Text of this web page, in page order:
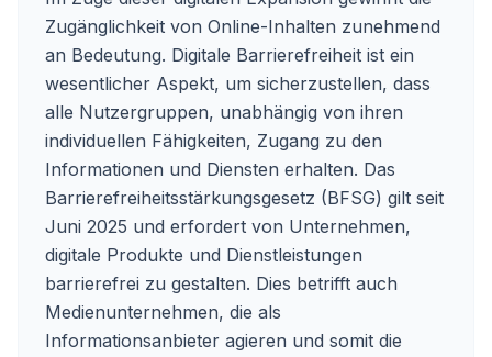
Zugänglichkeit von Online-Inhalten zunehmend
an Bedeutung. Digitale Barrierefreiheit ist ein
wesentlicher Aspekt, um sicherzustellen, dass
alle Nutzergruppen, unabhängig von ihren
individuellen Fähigkeiten, Zugang zu den
Informationen und Diensten erhalten. Das
Barrierefreiheitsstärkungsgesetz (BFSG) gilt seit
Juni 2025 und erfordert von Unternehmen,
digitale Produkte und Dienstleistungen
barrierefrei zu gestalten. Dies betrifft auch
Medienunternehmen, die als
Informationsanbieter agieren und somit die